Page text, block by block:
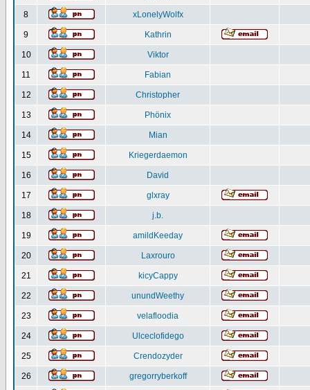
8 xLonelyWolfx
9 Kathrin
10 Viktor
11 Fabian
12 Christopher
13 Phönix
14 Mian
15 Kriegerdaemon
16 David
17 glxray
18 j.b.
19 amildKeeday
20 Laxrouro
21 kicyCappy
22 unundWeethy
23 velafloodia
24 Ulceclofidego
25 Crendozyder
26 gregorryberkoff